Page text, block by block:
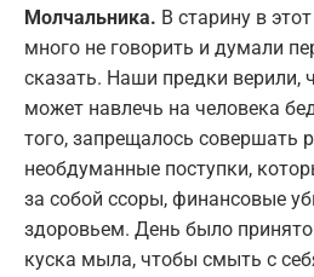
Молчальника. В старину в
много не говорить и думали
сказать. Наши предки верили,
может навлечь на человека
того, запрещалось совершать
необдуманные поступки,
за собой ссоры, финансовые
здоровьем. День было
куска мыла, чтобы смыть с